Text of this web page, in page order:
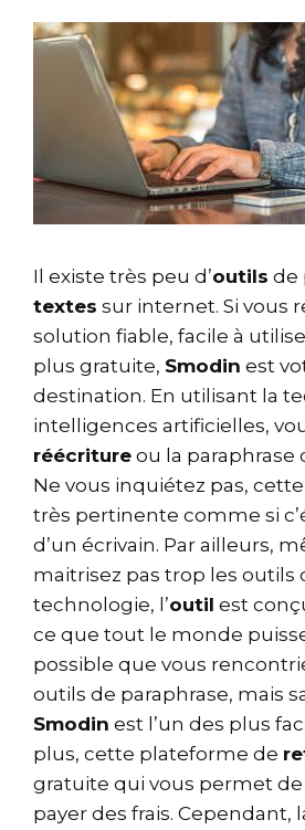
Il existe très peu d’outils de
textes sur internet. Si vous
solution fiable, facile à
plus gratuite, Smodin est
destination. En utilisant la
intelligences artificielles,
réécriture ou la paraphrase
Ne vous inquiétez pas,
très pertinente comme si
d’un écrivain. Par ailleurs,
maitrisez pas trop les outils
technologie, l’outil est
ce que tout le monde
possible que vous
outils de paraphrase, mais
Smodin est l’un des plus
plus, cette plateforme de
gratuite qui vous permet de
payer des frais. Cependant,